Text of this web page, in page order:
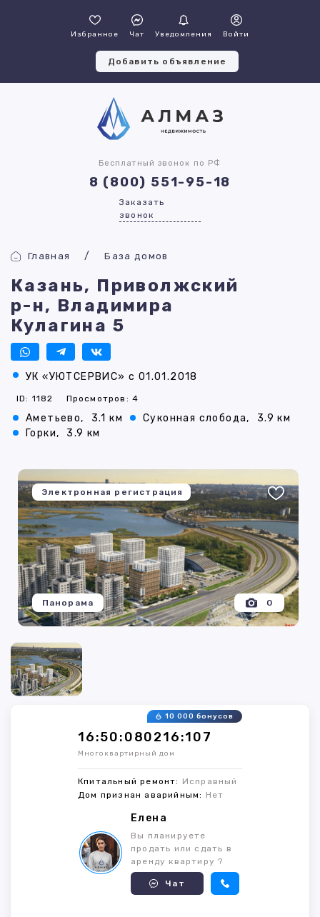
Избранное Чат Уведомления Войти
Добавить объявление
Бесплатный звонок по РФ
8 (800) 551-95-18
Заказать
звонок
Главная База домов
Казань, Приволжский
р-н, Владимира
Кулагина 5
УК «УЮТСЕРВИС» с 01.01.2018
ID: 1182 Просмотров: 4
Аметьево, 3.1 км Суконная слобода,
3.9 км
Горки,
3.9 км
Электронная регистрация
0
Панорама
16:50:080216:107
10 000 бонусов
Многоквартирный дом
Кпитальный ремонт: Исправный
Дом признан аварийным: Нет
Елена
Вы планируете
продать или сдать в
аренду квартиру ?
Чат